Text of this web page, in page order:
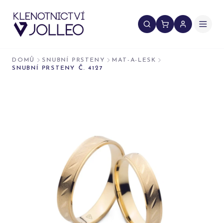
DOMŮ SNUBNÍ PRSTENY
MAT-A-LESK
SNUBNÍ PRSTENY Č. 4127